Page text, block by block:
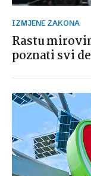
IZMJENE ZAKONA
Rastu
poznati svi